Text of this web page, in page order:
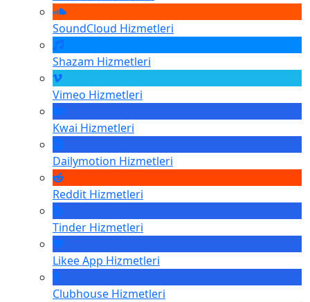
SoundCloud Hizmetleri
Shazam Hizmetleri
Vimeo Hizmetleri
Kwai Hizmetleri
Dailymotion Hizmetleri
Reddit Hizmetleri
Tinder Hizmetleri
Likee App Hizmetleri
Clubhouse Hizmetleri